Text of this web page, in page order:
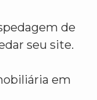
de
seu site.
em